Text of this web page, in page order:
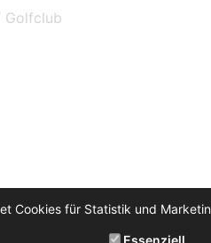
Golfclub
Cookies für Statistik und
Essenziell